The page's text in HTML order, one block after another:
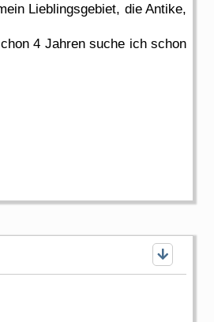
Lieblingsgebiet, die Antike,
4 Jahren suche ich schon